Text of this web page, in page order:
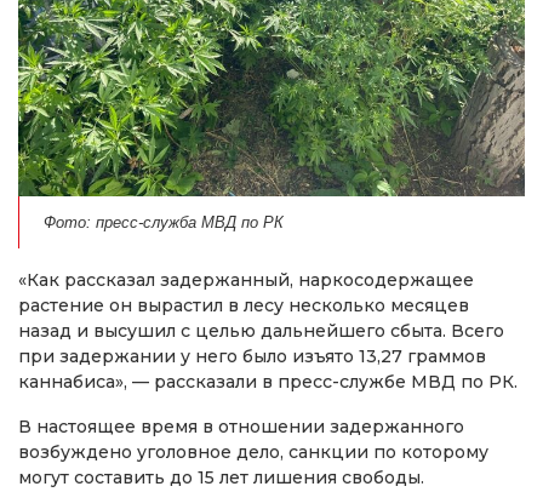
Фото: пресс-служба МВД по РК
«Как рассказал задержанный, наркосодержащее
растение он вырастил в лесу несколько месяцев
назад и высушил с целью дальнейшего сбыта. Всего
при задержании у него было изъято 13,27 граммов
каннабиса», — рассказали в пресс-службе МВД по РК.
В настоящее время в отношении задержанного
возбуждено уголовное дело, санкции по которому
могут составить до 15 лет лишения свободы.